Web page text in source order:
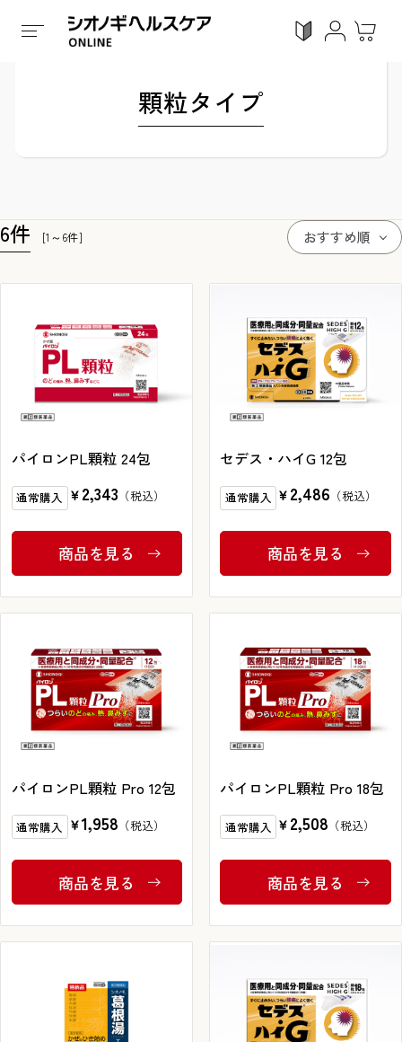
ログイン
カテゴリーで探す
症状から探す
ブランドから探す
会社概要
個人情報の取り扱いについて
外部サービスアカウント連携利用規約
特定商取引法に基づく表記
顆粒タイプ
おすすめ順
6件 [1～6件]
パイロンPL顆粒 24包
通常購入 ￥2,343
商品を見る
セデス・ハイG 12包
通常購入 ￥2,486
商品を見る
パイロンPL顆粒 Pro 12包
通常購入 ￥1,958
商品を見る
パイロンPL顆粒 Pro 18包
通常購入 ￥2,508
商品を見る
ホーム / 全ての商品 / くすり 第 2 類医薬品 / 顆粒タイ